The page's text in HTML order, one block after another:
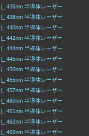
|_ 435nm 半導体レーザー
|_ 438nm 半導体レーザー
|_ 440nm 半導体レーザー
|_ 442nm 半導体レーザー
|_ 444nm 半導体レーザー
|_ 445nm 半導体レーザー
|_ 450nm 半導体レーザー
|_ 455nm 半導体レーザー
|_ 457nm 半導体レーザー
|_ 460nm 半導体レーザー
|_ 461nm 半導体レーザー
|_ 462nm 半導体レーザー
|_ 465nm 半導体レーザー